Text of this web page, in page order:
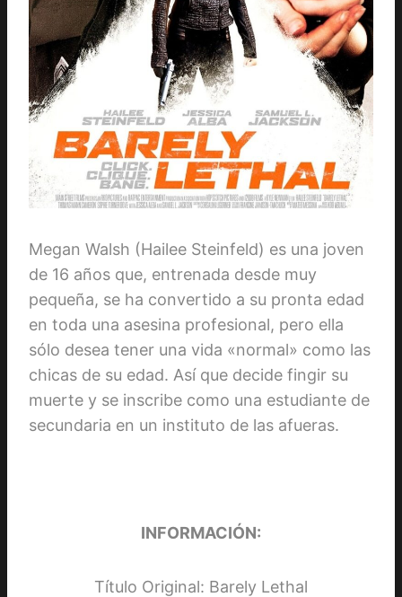
Megan Walsh (Hailee Steinfeld) es una joven
de 16 años que, entrenada desde muy
pequeña, se ha convertido a su pronta edad
en toda una asesina profesional, pero ella
sólo desea tener una vida «normal» como las
chicas de su edad. Así que decide fingir su
muerte y se inscribe como una estudiante de
secundaria en un instituto de las afueras.
INFORMACIÓN:
Título Original: Barely Lethal